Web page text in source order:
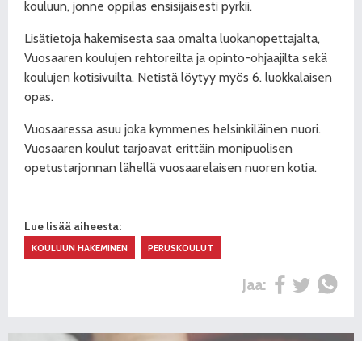
kouluun, jonne oppilas ensisijaisesti pyrkii.
Lisätietoja hakemisesta saa omalta luokanopettajalta,
Vuosaaren koulujen rehtoreilta ja opinto-ohjaajilta sekä
koulujen kotisivuilta. Netistä löytyy myös 6. luokkalaisen
opas.
Vuosaaressa asuu joka kymmenes helsinkiläinen nuori.
Vuosaaren koulut tarjoavat erittäin monipuolisen
opetustarjonnan lähellä vuosaarelaisen nuoren kotia.
Lue lisää aiheesta:
KOULUUN HAKEMINEN PERUSKOULUT
Jaa: